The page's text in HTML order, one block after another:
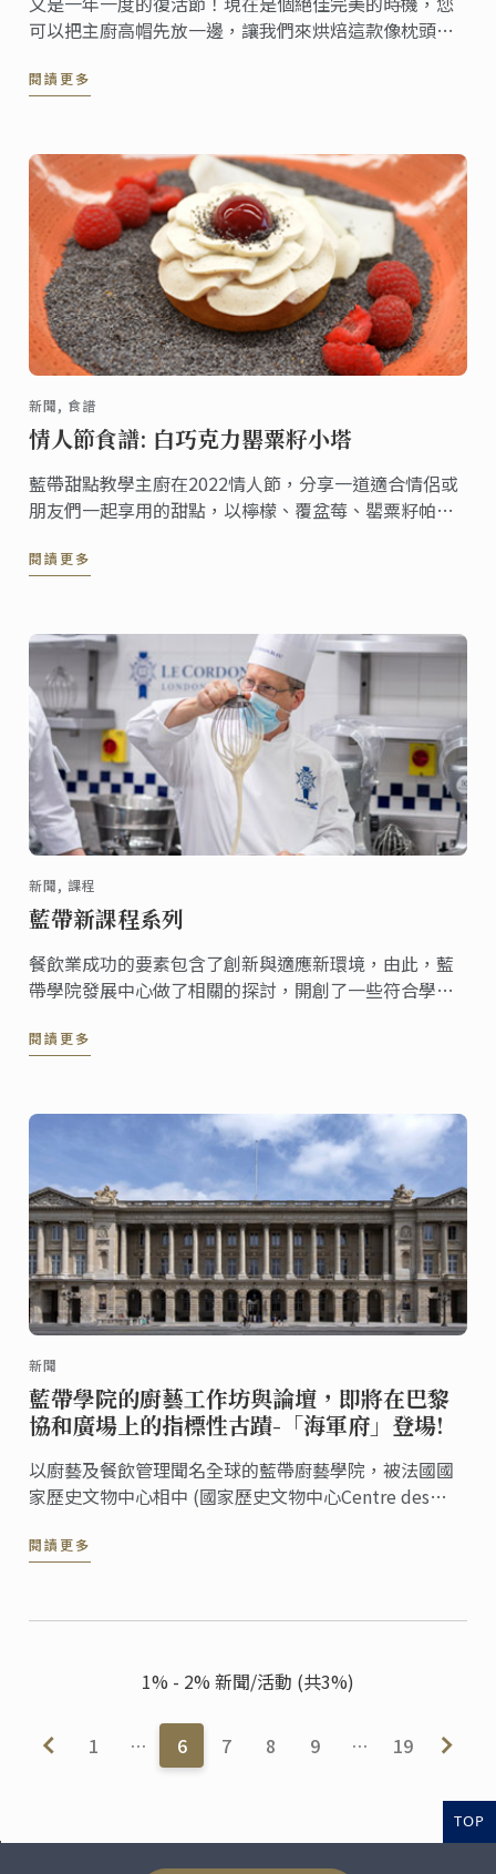
可以把主廚高帽先放一邊，讓我們來烘焙這款像枕頭般
閱讀更多
新聞, 食譜
情人節食譜: 白巧克力罌粟籽小塔
藍帶甜點教學主廚在2022情人節，分享一道適合情侶或
朋友們一起享用的甜點，以檸檬、覆盆莓、罌粟籽帕林
風味甜點，和您一起慶祝情人節。
閱讀更多
新聞, 課程
藍帶新課程系列
餐飲業成功的要素包含了創新與適應新環境，由此，藍
帶學院發展中心做了相關的探討，開創了一些符合學生
藍帶世界各地不同的校區教授。
閱讀更多
新聞
藍帶學院的廚藝工作坊與論壇，即將在巴黎
協和廣場上的指標性古蹟-「海軍府」登場!
以廚藝及餐飲管理聞名全球的藍帶廚藝學院，被法國國
家歷史文物中心相中 (國家歷史文物中心Centre des
的古蹟-海軍府(Hôtel de la ...
閱讀更多
1% - 2% 新聞/活動 (共3%)
1 … 6 7 8 9 … 19
TOP